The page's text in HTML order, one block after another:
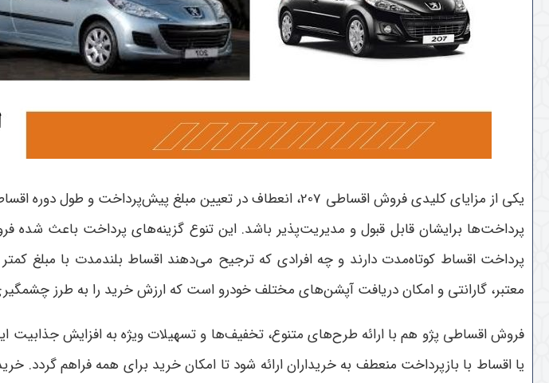
یکی از مزایای کلیدی فروش اقساطی 207، انعطاف در تعیین مبلغ
پرداخت‌ها برایشان قابل قبول و مدیریت‌پذیر باشد. این تنوع گزینه‌های پرداخت باعث
معتبر، گارانتی و امکان دریافت آپشن‌های مختلف خودرو است که ارزش خرید را به طرز
فروش اقساطی پژو هم با ارائه طرح‌های متنوع، تخفیف‌ها و تسهیلات ویژه به افزایش